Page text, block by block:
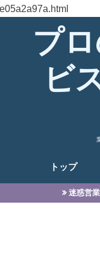
プ
ビ
トップ
迷惑営